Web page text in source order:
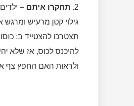
2. תחקרו איתם –
גילוי קטן מרעיש
תצטרכו להצטייד ב:
להיכנס לכוס, אז שלא
ולראות האם החפץ צף